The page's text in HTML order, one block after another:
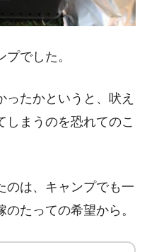
でした。
たかというと、吠え
しまうのを恐れてのこ
のは、キャンプでも一
たっての希望から。